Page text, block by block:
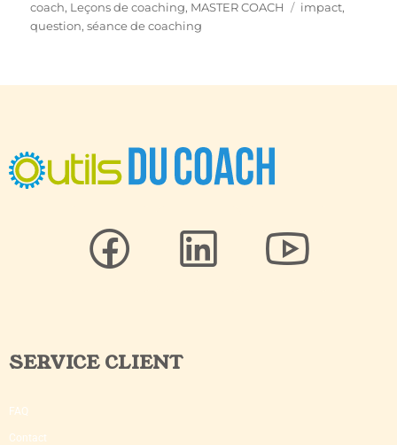
coach, Leçons de coaching, MASTER COACH impact,
question,séance de coaching
SERVICE CLIENT
FAQ
Contact